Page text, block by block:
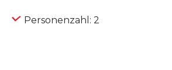
Personenzahl: 2